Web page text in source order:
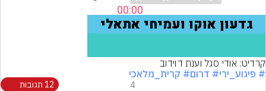
קרדיט: אודי סגל וענת דוידוב
# פיגוע_ירי# דרום# קרית_מלאכי
4 12 תגובות